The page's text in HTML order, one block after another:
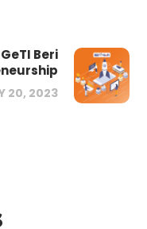
Beri
20, 2023